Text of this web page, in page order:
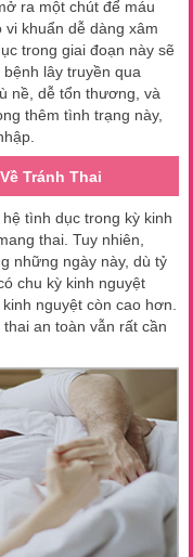
ra một chút để máu
khuẩn dễ dàng xâm
trong giai đoạn này sẽ
lây truyền qua
nề, dễ tổn thương, và
thêm tình trạng này,
Tránh Thai
tình dục trong kỳ kinh
thai. Tuy nhiên,
những ngày này, dù tỷ
chu kỳ kinh nguyệt
nguyệt còn cao hơn.
an toàn vẫn rất cần